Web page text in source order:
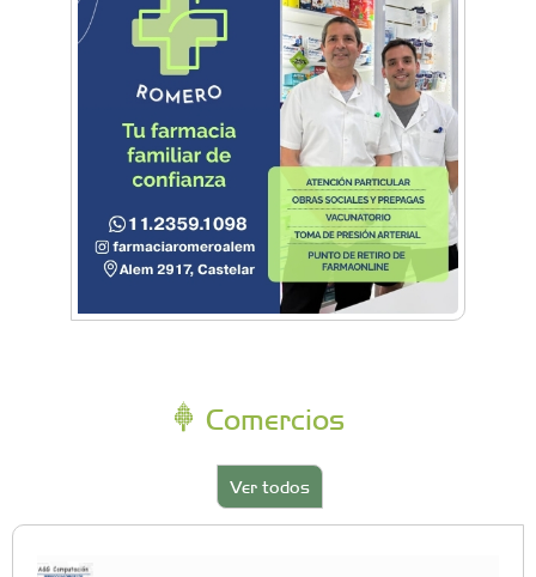
Comercios
Ver todos